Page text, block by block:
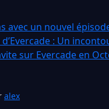
avec un nouvel
: Un
sur Evercade en
alex